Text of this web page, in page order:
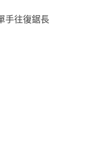
手往復鋸長